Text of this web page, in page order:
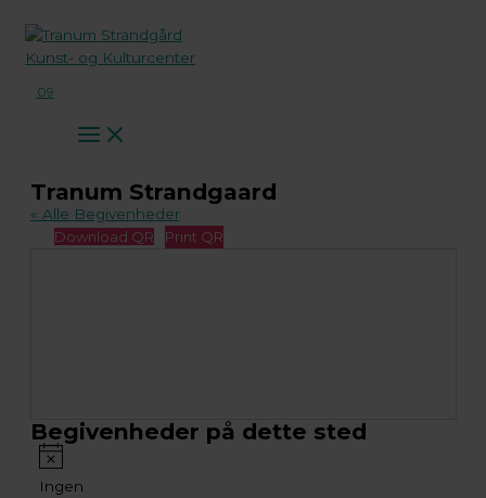
indholdet
09
Tranum Strandgaard
« Alle Begivenheder
Download QR
Print QR
Begivenheder på dette sted
Notice
Ingen